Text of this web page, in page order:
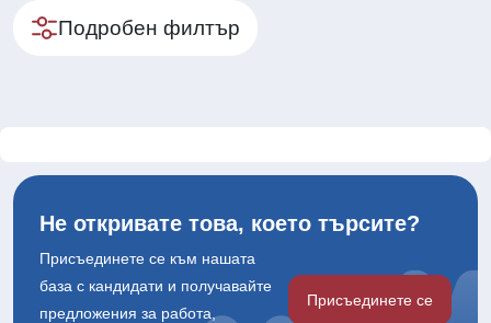
Подробен филтър
Не откривате това, което търсите?
Присъединете се към нашата
база с кандидати и получавайте
предложения за работа,
Присъединете се